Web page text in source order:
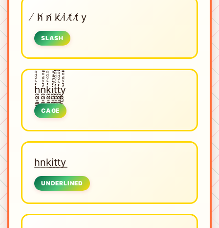
̸ h̸ n̸ k̸ i̸ t̸ t̸ y
SLASH
h̼͖̺̠̰͇̙̓͛ͮͩͦ̎ͦ̑ͅn̼͖̺̠̰͇̙̓͛ͮͩͦ̎ͦ̑ͅk̼͖̺̠̰͇̙̓͛ͮͩͦ̎ͦ̑ͅi̼͖̺̠̰͇̙̓͛ͮͩͦ̎ͦ̑ͅt̼͖̺̠̰͇̙̓͛ͮͩͦ̎ͦ̑ͅt̼͖̺̠̰͇̙̓͛ͮͩͦ̎ͦ̑ͅy̼͖̺̠̰͇̙̓͛ͮͩͦ̎ͦ̑ͅ
CAGE
h͟n͟k͟i͟t͟t͟y͟
UNDERLINED